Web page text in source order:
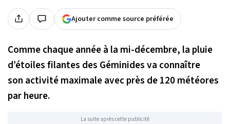
Ajouter comme source préférée
Comme chaque année à la mi-décembre, la pluie
d’étoiles filantes des Géminides va connaître
son activité maximale avec près de 120 météores
par heure.
La suite après cette publicité